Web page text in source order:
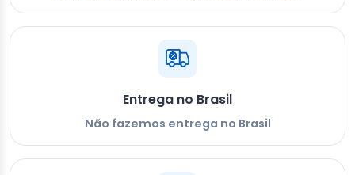
Entrega no Brasil
Não fazemos entrega no Brasil